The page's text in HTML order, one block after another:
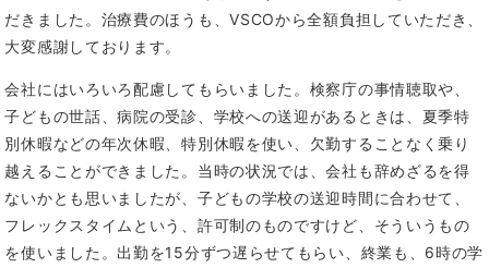
だきました。治療費のほうも、VSCOから全額負担していただき、
大変感謝しております。
会社にはいろいろ配慮してもらいました。検察庁の事情聴取や、
子どもの世話、病院の受診、学校への送迎があるときは、夏季特
別休暇などの年次休暇、特別休暇を使い、欠勤することなく乗り
越えることができました。当時の状況では、会社も辞めざるを得
ないかとも思いましたが、子どもの学校の送迎時間に合わせて、
フレックスタイムという、許可制のものですけど、そういうもの
を使いました。出勤を15分ずつ遅らせてもらい、終業も、6時の学